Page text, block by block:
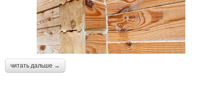
читать дальше →